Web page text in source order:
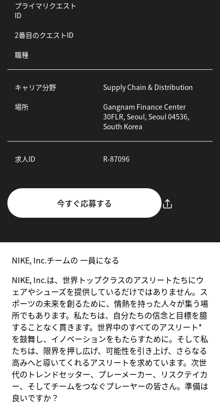
プライマリクエスト
ID
2番目のクエストID
職種
キャリア分野
Supply Chain & Distribution
場所
Gangnam Finance Center
30FLR, Seoul, Seoul 04536,
South Korea
求人ID R-87096
今すぐ応募する
NIKE, Inc.チームの 一員になる
NIKE, Inc.は、世界トップクラスのアスリートたちにウ
ェアやシューズを提供しているだけではありません。ス
ポーツの未来を創るために、情熱を持った人々が集う場
所でもあります。私たちは、自分たちの信念と目標を臆
することなく貫きます。世界中のすべてのアスリート*
を鼓舞し、イノベーションをもたらすために。そして私
たちは、限界を押し広げ、可能性を引き上げ、さらなる
高みへと導いてくれるアスリートを求めています。次世
代のトレンドセッター、プレーメーカー、リスクテイカ
ー、そしてチームをつなぐプレーヤーの皆さん。準備は
良いですか？